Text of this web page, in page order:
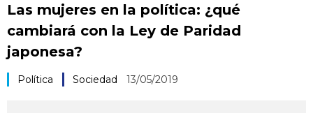
Tecnología
Vida
Las mujeres en la política: ¿qué
cambiará con la Ley de Paridad
japonesa?
Política Sociedad 13/05/2019